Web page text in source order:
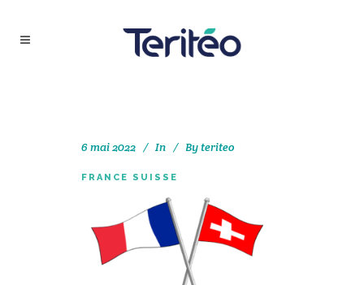
6 mai 2022 In Byteriteo
FRANCE SUISSE